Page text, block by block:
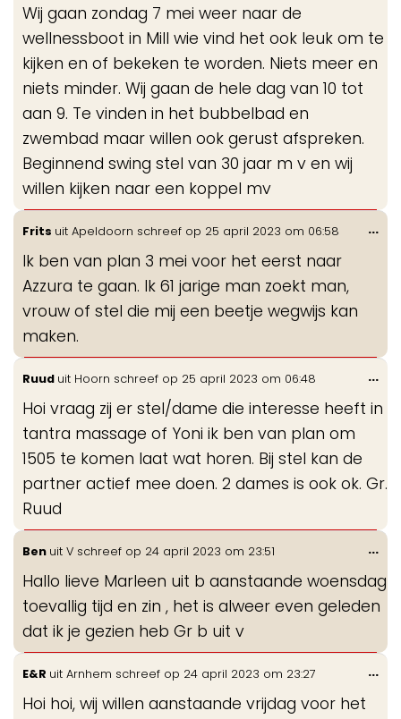
Wij gaan zondag 7 mei weer naar de
wellnessboot in Mill wie vind het ook leuk om te
kijken en of bekeken te worden. Niets meer en
niets minder. Wij gaan de hele dag van 10 tot
aan 9. Te vinden in het bubbelbad en
zwembad maar willen ook gerust afspreken.
Beginnend swing stel van 30 jaar m v en wij
willen kijken naar een koppel mv
Frits uit Apeldoorn schreef op 25 april 2023 om 06:58
Ik ben van plan 3 mei voor het eerst naar
Azzura te gaan. Ik 61 jarige man zoekt man,
vrouw of stel die mij een beetje wegwijs kan
maken.
...
Ruud uit Hoorn schreef op 25 april 2023 om 06:48
Hoi vraag zij er stel/dame die interesse heeft in
tantra massage of Yoni ik ben van plan om
1505 te komen laat wat horen. Bij stel kan de
partner actief mee doen. 2 dames is ook ok. Gr.
Ruud
...
Ben uit V schreef op 24 april 2023 om 23:51
Hallo lieve Marleen uit b aanstaande woensdag
toevallig tijd en zin , het is alweer even geleden
dat ik je gezien heb Gr b uit v
...
E&R uit Arnhem schreef op 24 april 2023 om 23:27
Hoi hoi, wij willen aanstaande vrijdag voor het
...